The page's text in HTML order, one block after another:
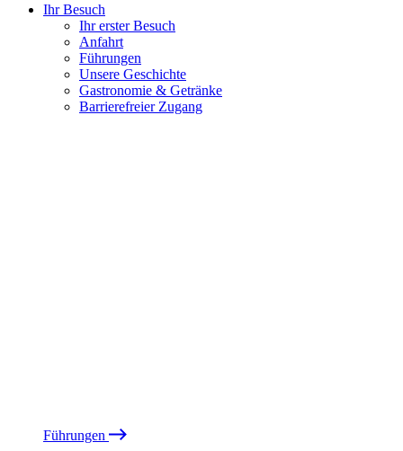
Ihr Besuch
Ihr erster Besuch
Anfahrt
Führungen
Unsere Geschichte
Gastronomie & Getränke
Barrierefreier Zugang
Führungen